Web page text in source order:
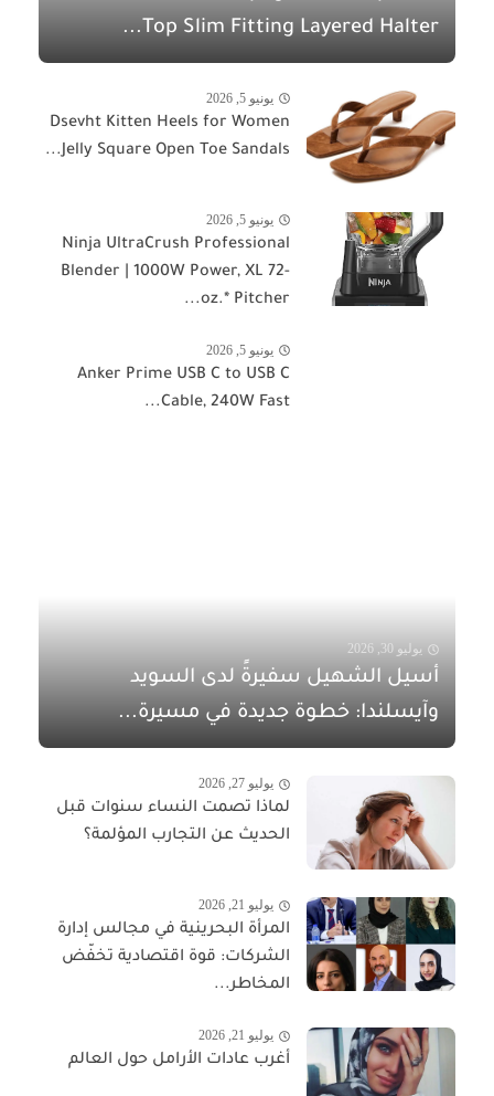
Top Slim Fitting Layered Halter...
يونيو 5, 2026
Dsevht Kitten Heels for Women
Jelly Square Open Toe Sandals...
يونيو 5, 2026
Ninja UltraCrush Professional
Blender | 1000W Power, XL 72-
oz.* Pitcher...
يونيو 5, 2026
Anker Prime USB C to USB C
Cable, 240W Fast...
يوليو 30, 2026
أسيل الشهيل سفيرةً لدى السويد
وآيسلندا: خطوة جديدة في مسيرة...
يوليو 27, 2026
لماذا تصمت النساء سنوات قبل
الحديث عن التجارب المؤلمة؟
يوليو 21, 2026
المرأة البحرينية في مجالس إدارة
الشركات: قوة اقتصادية تخفّض
المخاطر...
يوليو 21, 2026
أغرب عادات الأرامل حول العالم